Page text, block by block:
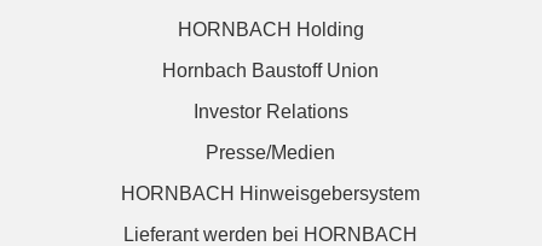
HORNBACH Holding
Hornbach Baustoff Union
Investor Relations
Presse/Medien
HORNBACH Hinweisgebersystem
Lieferant werden bei HORNBACH